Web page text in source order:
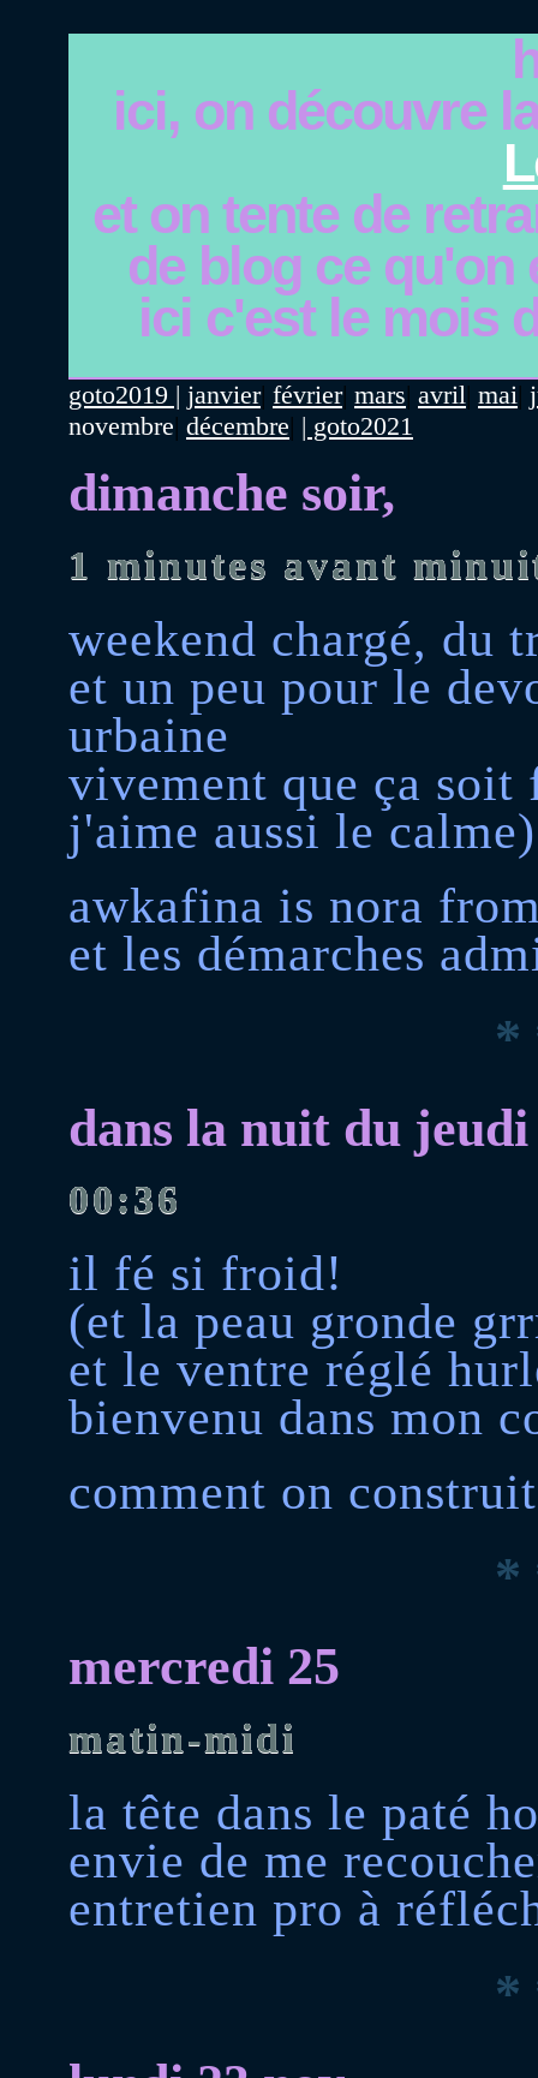
ici, on découvre
et on tente de
de blog ce qu'on
ici c'est le mois
goto2019 | janvier| février| mars| avril| mai|
novembre| décembre| | goto2021
dimanche soir,
1 minutes avant
weekend chargé, du
et un peu pour le
urbaine
vivement que ça
j'aime aussi le calme)
awkafina is nora
et les démarches
*
dans la nuit du
00:36
il fé si froid!
(et la peau gronde
et le ventre réglé
bienvenu dans mon
comment on
*
mercredi 25
matin-midi
la tête dans le paté
envie de me
entretien pro à
*